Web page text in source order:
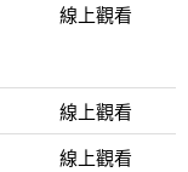
線上觀看
線上觀看
線上觀看